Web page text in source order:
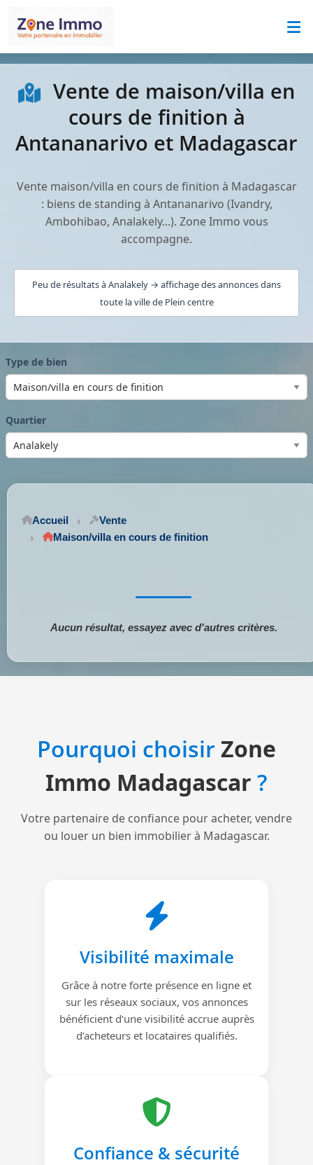
Vente de maison/villa en
cours de finition à
Antananarivo et Madagascar
Vente maison/villa en cours de finition à Madagascar
: biens de standing à Antananarivo (Ivandry,
Ambohibao, Analakely...). Zone Immo vous
accompagne.
Peu de résultats à Analakely → affichage des annonces dans
toute la ville de Plein centre
Type de bien
Quartier
Accueil
Vente
Maison/villa en cours de finition
Aucun résultat, essayez avec d'autres critères.
Pourquoi choisirZone
Immo Madagascar ?
Votre partenaire de confiance pour acheter, vendre
ou louer un bien immobilier à Madagascar.
Visibilité maximale
Grâce à notre forte présence en ligne et
sur les réseaux sociaux, vos annonces
bénéficient d’une visibilité accrue auprès
d’acheteurs et locataires qualifiés.
Confiance & sécurité